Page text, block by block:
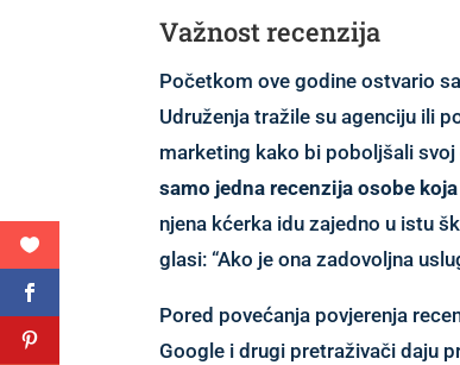
Važnost recenzija
Početkom ove godine ostvario
Udruženja tražile su agenciju ili
marketing kako bi poboljšali
samo jedna recenzija osobe
njena kćerka idu zajedno u istu
glasi: “Ako je ona zadovoljna
Pored povećanja povjerenja
Google i drugi pretraživači daju